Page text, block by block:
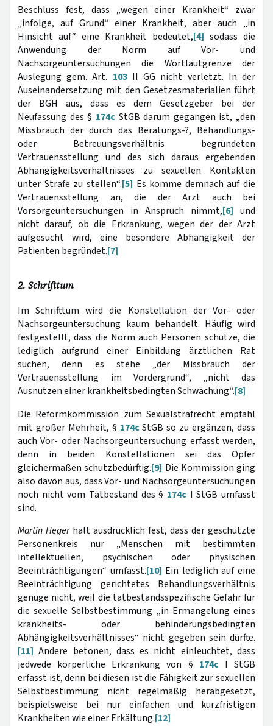
Beschluss fest, dass „wegen einer Krankheit“ zwar
„infolge, auf Grund“ einer Krankheit, aber auch „in
Hinsicht auf“ eine Krankheit bedeutet,[4] sodass die
Anwendung der Norm auf Vor- und
Nachsorgeuntersuchungen die Wortlautgrenze der
Auslegung gem. Art. 103II GG nicht verletzt. In der
Auseinandersetzung mit den Gesetzesmaterialien führt
der BGH aus, dass es dem Gesetzgeber bei der
Neufassung des § 174cStGB darum gegangen ist, „den
Missbrauch der durch das Beratungs-?, Behandlungs-
oder Betreuungsverhältnis begründeten
Vertrauensstellung und des sich daraus ergebenden
Abhängigkeitsverhältnisses zu sexuellen Kontakten
unter Strafe zu stellen“.[5] Es komme demnach auf die
Vertrauensstellung an, die der Arzt auch bei
Vorsorgeuntersuchungen in Anspruch nimmt,[6] und
nicht darauf, ob die Erkrankung, wegen der der Arzt
aufgesucht wird, eine besondere Abhängigkeit der
Patienten begründet.[7]
2. Schrifttum
Im Schrifttum wird die Konstellation der Vor- oder
Nachsorgeuntersuchung kaum behandelt. Häufig wird
festgestellt, dass die Norm auch Personen schütze, die
lediglich aufgrund einer Einbildung ärztlichen Rat
suchen, denn es stehe „der Missbrauch der
Vertrauensstellung im Vordergrund“, „nicht das
Ausnutzen einer krankheitsbedingten Schwächung“.[8]
Die Reformkommission zum Sexualstrafrecht empfahl
mit großer Mehrheit, § 174cStGB so zu ergänzen, dass
auch Vor- oder Nachsorgeuntersuchung erfasst werden,
denn in beiden Konstellationen sei das Opfer
gleichermaßen schutzbedürftig.[9] Die Kommission ging
also davon aus, dass Vor- und Nachsorgeuntersuchungen
noch nicht vom Tatbestand des § 174c I StGB umfasst
sind.
Martin Heger hält ausdrücklich fest, dass der geschützte
Personenkreis nur „Menschen mit bestimmten
intellektuellen, psychischen oder physischen
Beeinträchtigungen“ umfasst.[10] Ein lediglich auf eine
Beeinträchtigung gerichtetes Behandlungsverhältnis
genüge nicht, weil die tatbestandsspezifische Gefahr für
die sexuelle Selbstbestimmung „in Ermangelung eines
krankheits- oder behinderungsbedingten
Abhängigkeitsverhältnisses“ nicht gegeben sein dürfte.
[11] Andere betonen, dass es nicht einleuchtet, dass
jedwede körperliche Erkrankung von § 174cI StGB
erfasst ist, denn bei diesen ist die Fähigkeit zur sexuellen
Selbstbestimmung nicht regelmäßig herabgesetzt,
beispielsweise bei nur einfachen und kurzfristigen
Krankheiten wie einer Erkältung.[12]